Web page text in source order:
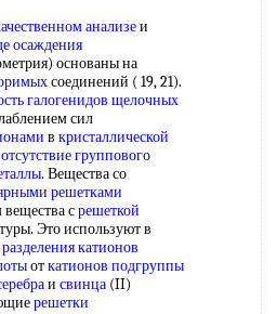
анализеи
осаждения
основаны на
соединений ( 19, 21).
галогенидов щелочных
сил
в кристаллической
группового
. Вещества со
решетками
срешеткой
Это используют в
разделения катионов
откатионов подгруппы
и свинца (II)
решетки